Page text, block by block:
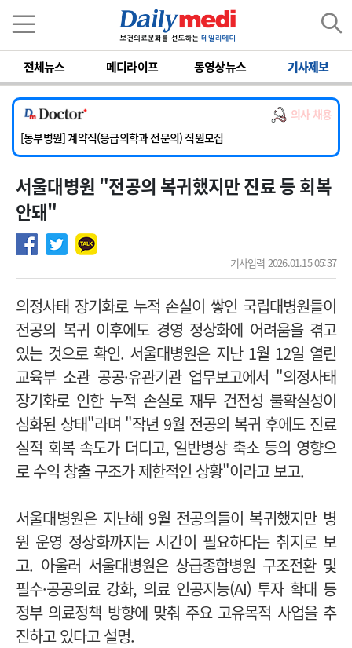
전체뉴스 메디라이프 동영상뉴스 기사제보
의사 채용
[서울아산병원] 2026년 하반기 인턴 모집
[영남대학교의료원] 마취통증의학과 임기제 임상의사 채용
[충남대학교병원] 소아청소년과(소아응급전담) 계약직 의사 공개채용
[동부병원] 계약직(응급의학과 전문의) 직원모집
[이대목동병원] 하반기 전공의(레지던트1년차) 모집
[서울아산병원] 2026년 하반기 인턴 모집
[영남대학교의료원] 마취통증의학과 임기제 임상의사 채용
서울대병원 "전공의 복귀했지만 진료 등 회복
안돼"
기사입력 2026.01.15 05:37
의정사태 장기화로 누적 손실이 쌓인 국립대병원들이
전공의 복귀 이후에도 경영 정상화에 어려움을 겪고
있는 것으로 확인. 서울대병원은 지난 1월 12일 열린
교육부 소관 공공·유관기관 업무보고에서 "의정사태
장기화로 인한 누적 손실로 재무 건전성 불확실성이
심화된 상태"라며 "작년 9월 전공의 복귀 후에도 진료
실적 회복 속도가 더디고, 일반병상 축소 등의 영향으
로 수익 창출 구조가 제한적인 상황"이라고 보고.
서울대병원은 지난해 9월 전공의들이 복귀했지만 병
원 운영 정상화까지는 시간이 필요하다는 취지로 보
고. 아울러 서울대병원은 상급종합병원 구조전환 및
필수·공공의료 강화, 의료 인공지능(AI) 투자 확대 등
정부 의료정책 방향에 맞춰 주요 고유목적 사업을 추
진하고 있다고 설명.